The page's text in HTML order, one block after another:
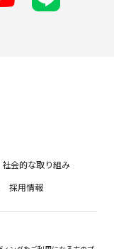
社会的な取り組み
採用情報